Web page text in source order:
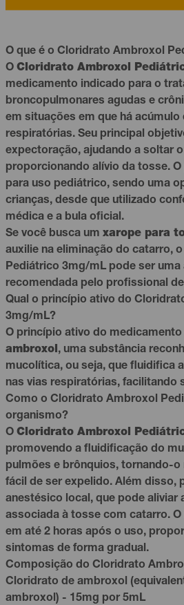
O que é o Cloridrato Ambroxol
O Cloridrato Ambroxol
medicamento indicado para o
broncopulmonares agudas e
em situações em que há acúmulo
respiratórias. Seu principal
expectoração, ajudando a soltar
proporcionando alívio da tosse.
para uso pediátrico, sendo uma
crianças, desde que utilizado
médica e a bula oficial.
Se você busca um xarope para
auxilie na eliminação do catarro,
Pediátrico 3mg/mL pode ser uma
recomendada pelo profissional
Qual o princípio ativo do
3mg/mL?
O princípio ativo do medicamento
ambroxol, uma substância
mucolítica, ou seja, que fluidifica
nas vias respiratórias, facilitando
Como o Cloridrato Ambroxol
organismo?
O Cloridrato Ambroxol
promovendo a fluidificação do
pulmões e brônquios, tornando-
fácil de ser expelido. Além disso,
anestésico local, que pode aliviar
associada à tosse com catarro.
em até 2 horas após o uso,
sintomas de forma gradual.
Composição do Cloridrato
Cloridrato de ambroxol
ambroxol) - 15mg por 5mL